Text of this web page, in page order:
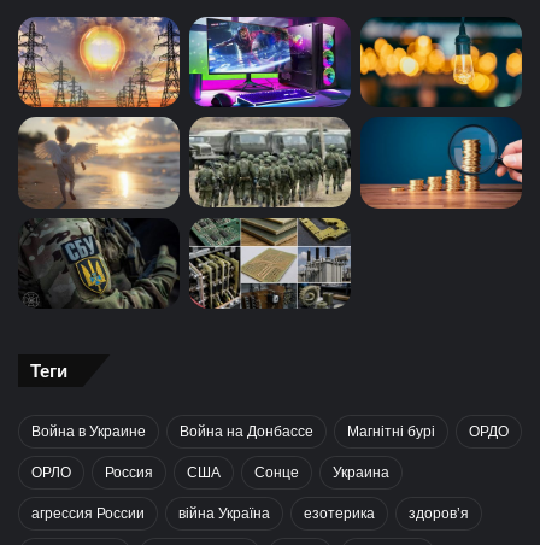
Теги
Война в Украине Война на Донбассе Магнітні бурі ОРДО
ОРЛО Россия США Сонце Украина
агрессия России війна Україна езотерика здоров’я